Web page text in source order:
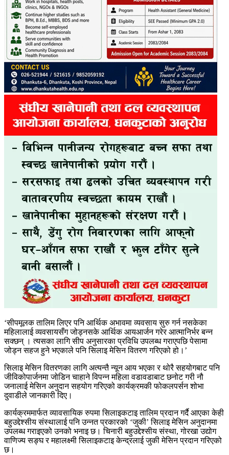
‘सीपमूलक तालिम लिएर पनि आर्थिक अभावमा व्यवसाय सुरु गर्न नसकेका
महिलालाई व्यवसायसँग जोड्नसके आर्थिक आयआर्जन गरेर आत्मानिर्भर बन्न
सक्छन् । त्यसका लागि सीप अनुसारका प्रविधि उपलब्ध गराएपछि पेसामा
जोड्न सहज हुने भएकाले पनि सिलाइ मेसिन वितरण गरिएको हो।’
सिलाइ मेसिन वितरणका लागि अत्यन्तै न्यून आय भएका र थोरै सहयोगबाट पनि
जीविकोपार्जनमा जोडिन चाहाने विपन्न महिला वडावडाबाट छनोट गरी नौ
जनालाई मेसिन अनुदान सहयोग गरिएको कार्यक्रमकी फोकलपर्सन शोभा
दुवाडीले जानकारी दिए।
कार्यक्रममार्फत व्यावसायिक रुपमा सिलाइकटाइ तालिम प्रदान गर्दै आएका केही
बहुउद्देश्सीय संस्थालाई पनि उन्नत प्रकारको ‘जुकी’ सिलाइ मेसिन अनुदानमा
उपलब्ध गराइएको उनको भनाइ छ। चिनारी बहुउद्देश्सीय संस्था, गोरखा उद्योग
वाणिज्य सङ्घ र महालक्ष्मी सिलाइकटाइ केन्द्रलाई जुकी मेसिन प्रदान गरिएको
छ।